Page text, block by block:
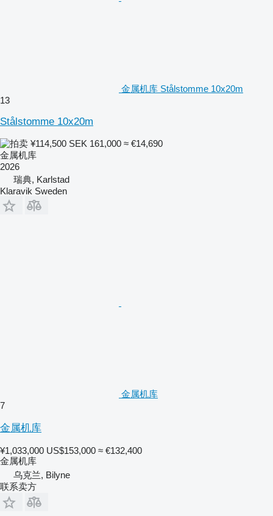
金属机库 Stålstomme 10x20m
13
Stålstomme 10x20m
¥114,500 SEK 161,000 ≈ €14,690
金属机库
2026
瑞典, Karlstad
Klaravik Sweden
金属机库
7
金属机库
¥1,033,000 US$153,000 ≈ €132,400
金属机库
乌克兰, Bilyne
联系卖方